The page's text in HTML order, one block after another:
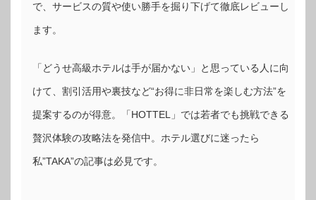
で、サービスの質や使い勝手を掘り下げて徹底レビューし
ます。
「どうせ高級ホテルは手が届かない」と思っている人に向
けて、割引活用や裏技など“お得に非日常を楽しむ方法”を
提案するのが得意。「HOTTEL」では若者でも挑戦できる
贅沢体験の攻略法を発信中。ホテル選びに迷ったら
私”TAKA”の記事は必見です。